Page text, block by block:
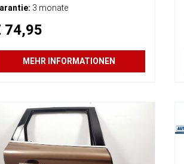
3 monate
74,95
MEHR INFORMATIONEN